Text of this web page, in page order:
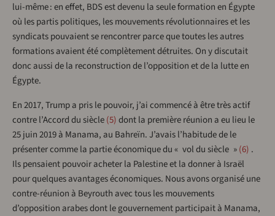
lui-même : en effet, BDS est devenu la seule formation en Égypte
où les partis politiques, les mouvements révolutionnaires et les
syndicats pouvaient se rencontrer parce que toutes les autres
formations avaient été complètement détruites. On y discutait
donc aussi de la reconstruction de l’opposition et de la lutte en
Égypte.
En 2017, Trump a pris le pouvoir, j’ai commencé à être très actif
contre l’Accord du siècle 5 dont la première réunion a eu lieu le
25 juin 2019 à Manama, au Bahreïn. J’avais l’habitude de le
présenter comme la partie économique du « vol du siècle » 6 .
Ils pensaient pouvoir acheter la Palestine et la donner à Israël
pour quelques avantages économiques. Nous avons organisé une
contre-réunion à Beyrouth avec tous les mouvements
d’opposition arabes dont le gouvernement participait à Manama,